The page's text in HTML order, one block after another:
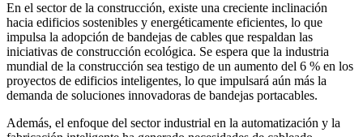
En el sector de la construcción, existe una creciente inclinación
hacia edificios sostenibles y energéticamente eficientes, lo que
impulsa la adopción de bandejas de cables que respaldan las
iniciativas de construcción ecológica. Se espera que la industria
mundial de la construcción sea testigo de un aumento del 6 % en los
proyectos de edificios inteligentes, lo que impulsará aún más la
demanda de soluciones innovadoras de bandejas portacables.
Además, el enfoque del sector industrial en la automatización y la